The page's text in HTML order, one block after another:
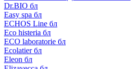
Dr.BIO бл
Easy spa бл
ECHOS Line бл
Eco histeria бл
ECO laboratorie бл
Ecolatier бл
Eleon бл